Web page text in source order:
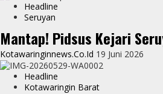
Headline
Seruyan
Mantap! Pidsus Kejari
Kotawaringinnews.co.id 19 Juni 2026
Headline
Kotawaringin Barat